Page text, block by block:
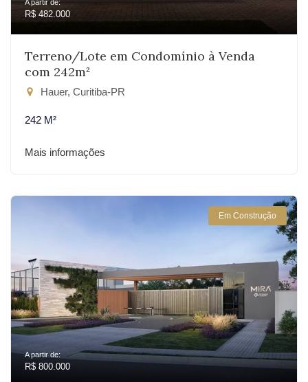
A partir de:
R$ 482.000
Terreno/Lote em Condomínio à Venda
com 242m²
Hauer, Curitiba-PR
242 M²
Mais informações
Em Construção
A partir de:
R$ 800.000